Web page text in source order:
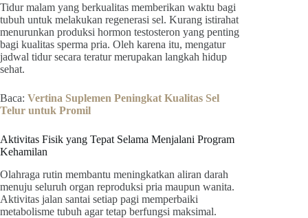
Tidur malam yang berkualitas memberikan waktu bagi
tubuh untuk melakukan regenerasi sel. Kurang istirahat
menurunkan produksi hormon testosteron yang penting
bagi kualitas sperma pria. Oleh karena itu, mengatur
jadwal tidur secara teratur merupakan langkah hidup
sehat.
Baca: Vertina Suplemen Peningkat Kualitas Sel
Telur untuk Promil
Aktivitas Fisik yang Tepat Selama Menjalani Program
Kehamilan
Olahraga rutin membantu meningkatkan aliran darah
menuju seluruh organ reproduksi pria maupun wanita.
Aktivitas jalan santai setiap pagi memperbaiki
metabolisme tubuh agar tetap berfungsi maksimal.